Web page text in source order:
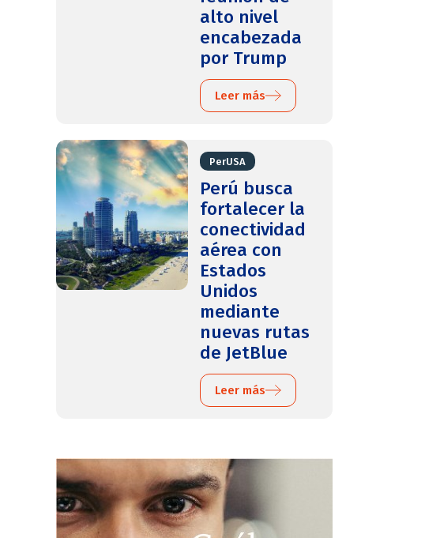
alto nivel
encabezada
por Trump
Leer más
PerUSA
Perú busca
fortalecer la
conectividad
aérea con
Estados
Unidos
mediante
nuevas rutas
de JetBlue
Leer más